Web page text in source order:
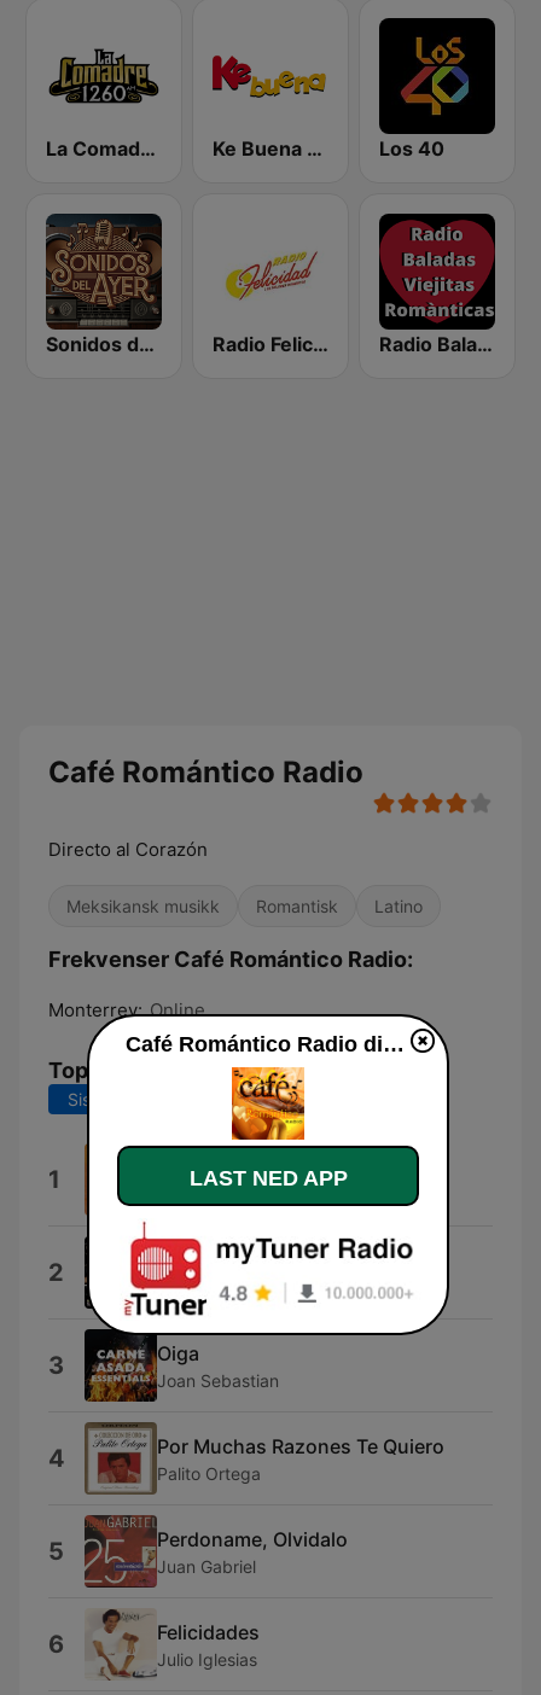
La Comadre 1260 AM Ke Buena 92.9 FM Los 40
Sonidos del Ayer Radio Felicidad 1180 AM Radio Baladas Viejitas Románticas
Café Romántico Radio
Directo al Corazón
Meksikansk musikk Romantisk Latino
Frekvenser Café Romántico Radio:
Monterrey: Online
Topplåter
Siste 7 dager Siste 30 dager
1 Un Tipo Como Yo
2 Rumores
Lisa Lopez
3 Oiga
Joan Sebastian
4 Por Muchas Razones Te Quiero
Palito Ortega
5 Perdoname, Olvidalo
Juan Gabriel
6 Felicidades
Julio Iglesias
Café Romántico Radio direkte
LAST NED APP